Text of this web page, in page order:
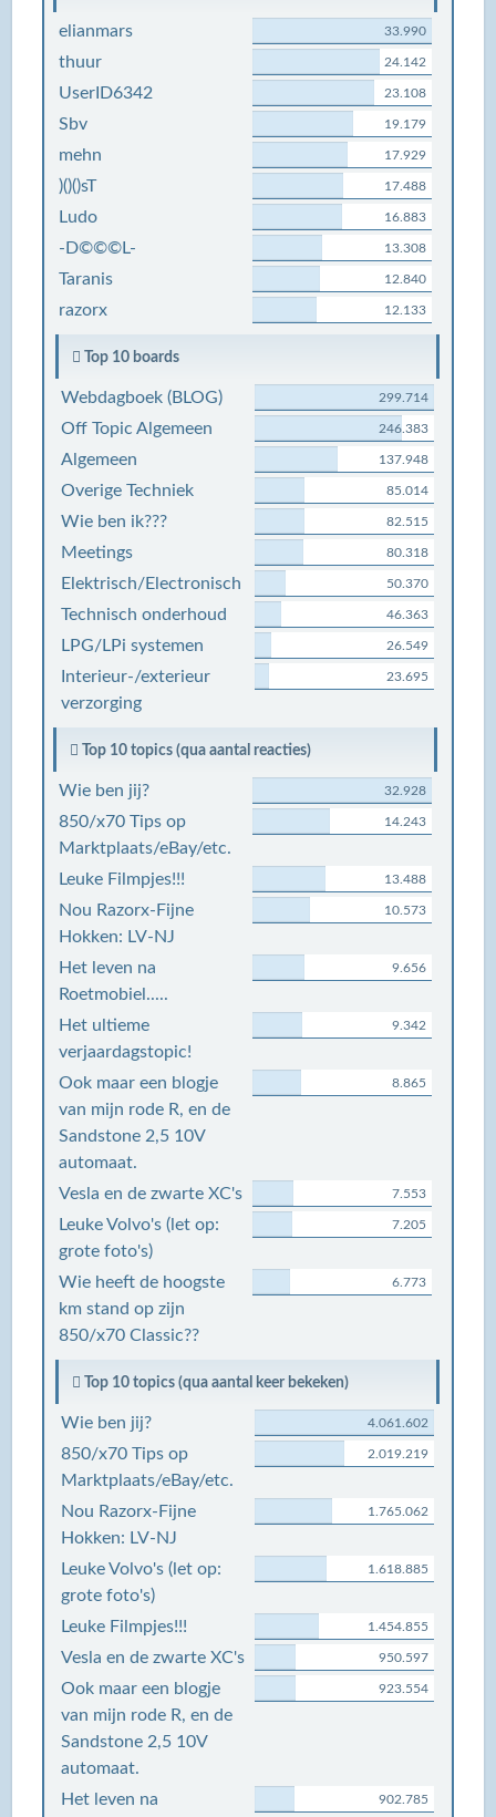
elianmars 33.990
thuur 24.142
UserID6342 23.108
Sbv 19.179
mehn 17.929
)()()sT 17.488
Ludo 16.883
-D©©©L- 13.308
Taranis 12.840
razorx 12.133
Top 10 boards
Webdagboek (BLOG) 299.714
Off Topic Algemeen 246.383
Algemeen 137.948
Overige Techniek 85.014
Wie ben ik??? 82.515
Meetings 80.318
Elektrisch/Electronisch 50.370
Technisch onderhoud 46.363
LPG/LPi systemen 26.549
Interieur-/exterieur
verzorging
23.695
Top 10 topics (qua aantal reacties)
Wie ben jij? 32.928
850/x70 Tips op
Marktplaats/eBay/etc.
14.243
Leuke Filmpjes!!! 13.488
Nou Razorx-Fijne
Hokken: LV-NJ
10.573
Het leven na
Roetmobiel.....
9.656
Het ultieme
verjaardagstopic!
9.342
Ook maar een blogje
van mijn rode R, en de
Sandstone 2,5 10V
automaat.
8.865
Vesla en de zwarte XC's 7.553
Leuke Volvo's (let op:
grote foto's)
7.205
Wie heeft de hoogste
km stand op zijn
850/x70 Classic??
6.773
Top 10 topics (qua aantal keer bekeken)
Wie ben jij? 4.061.602
850/x70 Tips op
Marktplaats/eBay/etc.
2.019.219
Nou Razorx-Fijne
Hokken: LV-NJ
1.765.062
Leuke Volvo's (let op:
grote foto's)
1.618.885
Leuke Filmpjes!!! 1.454.855
Vesla en de zwarte XC's 950.597
Ook maar een blogje
van mijn rode R, en de
Sandstone 2,5 10V
automaat.
923.554
Het leven na 902.785